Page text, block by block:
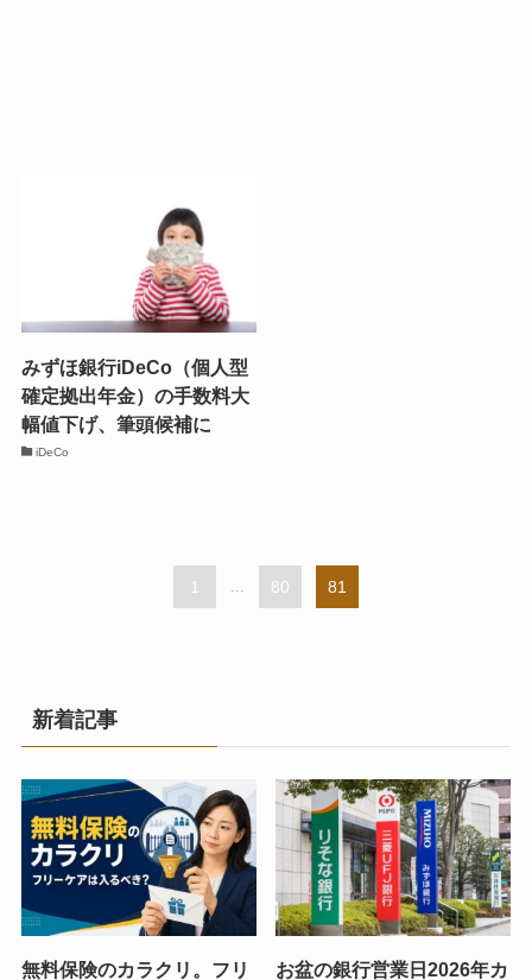
みずほ銀行iDeCo（個人型
確定拠出年金）の手数料大
幅値下げ、筆頭候補に
iDeCo
1 ... 80 81
新着記事
無料保険のカラクリ。フリ お盆の銀行営業日2026年カ